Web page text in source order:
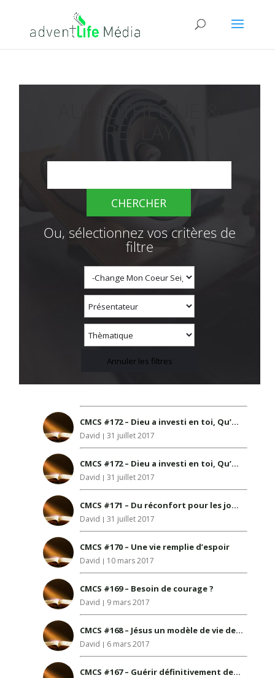
AUDIOTHEQUE &
Ou, sélectionnez vos critères de
filtre
CMCS #172 – Dieu a investi en toi, Qu’as tu investi en lui? Exemplaire
David 31 juillet 2017
CMCS #172 – Dieu a investi en toi, Qu’as tu investi en lui?
David 31 juillet 2017
CMCS #171 – Du réconfort pour les jours difficiles
David 31 juillet 2017
CMCS #170 – Une vie remplie d’espoir
David 10 mars 2017
CMCS #169 – Besoin de courage ?
David 9 mars 2017
CMCS #168 – Jésus un modèle de vie de prière
David 6 mars 2017
CMCS #167 – Guérir définitivement des blessures du passé